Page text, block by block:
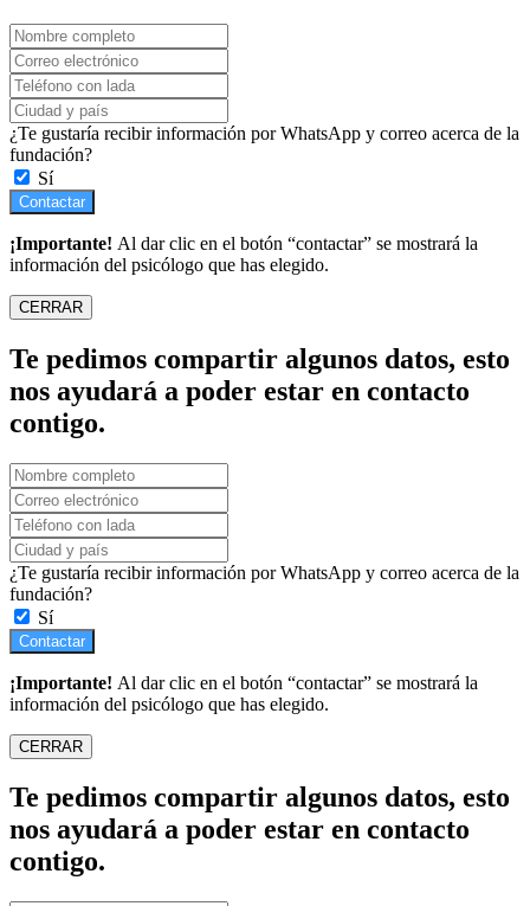
¿Te gustaría recibir información por WhatsApp y correo acerca de la
fundación?
Sí
Contactar
¡Importante! Al dar clic en el botón “contactar” se mostrará la
información del psicólogo que has elegido.
CERRAR
Te pedimos compartir algunos datos, esto
nos ayudará a poder estar en contacto
contigo.
¿Te gustaría recibir información por WhatsApp y correo acerca de la
fundación?
Sí
Contactar
¡Importante! Al dar clic en el botón “contactar” se mostrará la
información del psicólogo que has elegido.
CERRAR
Te pedimos compartir algunos datos, esto
nos ayudará a poder estar en contacto
contigo.